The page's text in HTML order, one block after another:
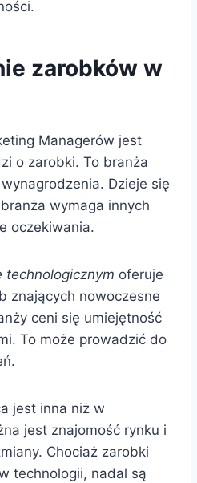
zarobków w
Managerów jest
o zarobki. To branża
Dzieje się
wymaga innych
oczekiwania.
technologicznym oferuje
znających nowoczesne
ceni się umiejętność
To może prowadzić do
jest inna niż w
jest znajomość rynku i
Chociaż zarobki
technologii, nadal są